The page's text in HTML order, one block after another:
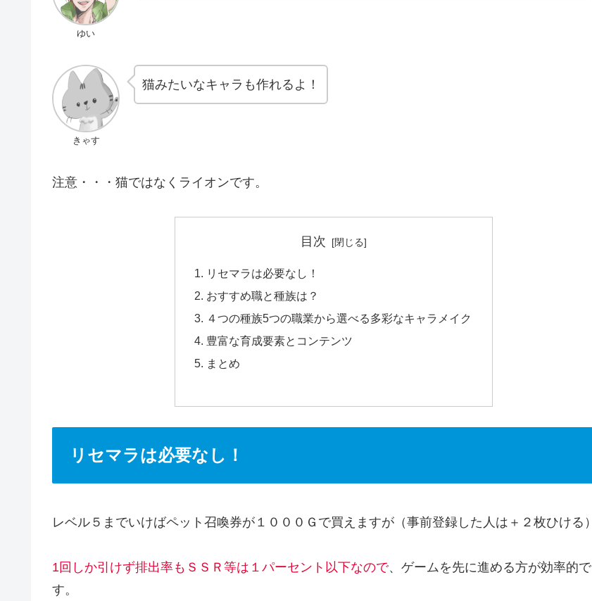
ゆい
きゃす
猫みたいなキャラも作れるよ！
注意・・・猫ではなくライオンです。
目次
リセマラは必要なし！
おすすめ職と種族は？
４つの種族5つの職業から選べる多彩なキャラメイク
豊富な育成要素とコンテンツ
まとめ
リセマラは必要なし！
レベル５までいけばペット召喚券が１０００Ｇで買えますが（事前登録した人は＋２枚ひける）
1回しか引けず排出率もＳＳＲ等は１パーセント以下なので、ゲームを先に進める方が効率的で
す。